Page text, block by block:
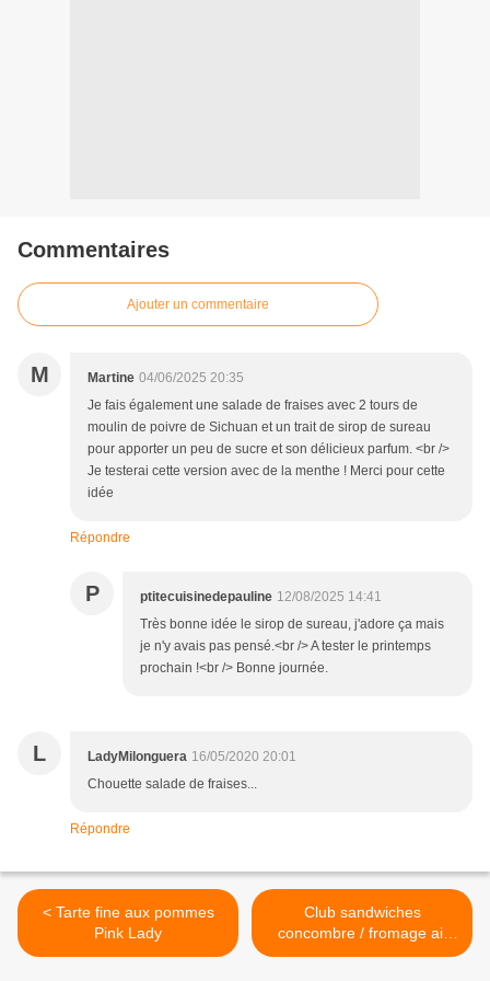
Commentaires
Ajouter un commentaire
M Martine 04/06/2025 20:35
Je fais également une salade de fraises avec 2 tours de
moulin de poivre de Sichuan et un trait de sirop de sureau
pour apporter un peu de sucre et son délicieux parfum. <br />
Je testerai cette version avec de la menthe ! Merci pour cette
idée
Répondre
P ptitecuisinedepauline 12/08/2025 14:41
Très bonne idée le sirop de sureau, j'adore ça mais
je n'y avais pas pensé.<br /> A tester le printemps
prochain !<br /> Bonne journée.
L LadyMilonguera 16/05/2020 20:01
Chouette salade de fraises...
Répondre
< Tarte fine aux pommes
Pink Lady
Club sandwiches
concombre / fromage ail
fines herbes >